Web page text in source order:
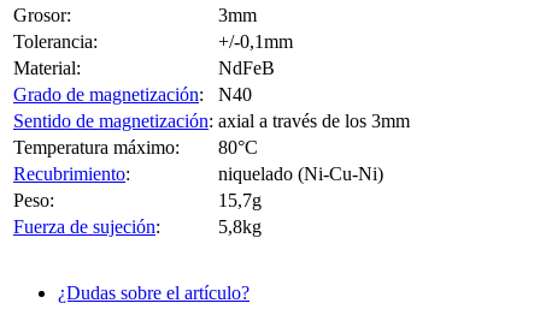
Grosor:
3mm
Tolerancia:
+/-0,1mm
Material:
NdFeB
Grado de magnetización:
N40
Sentido de magnetización: axial a través de los 3mm
Temperatura máximo:
80°C
Recubrimiento:
niquelado (Ni-Cu-Ni)
Peso:
15,7g
Fuerza de sujeción: 5,8kg
¿Dudas sobre el artículo?